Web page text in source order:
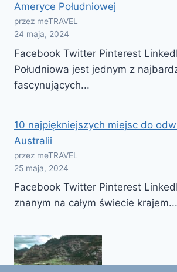
Ameryce Południowej
przez meTRAVEL
24 maja, 2024
Facebook Twitter Pinterest
Południowa jest jednym z
fascynujących...
10 najpiękniejszych miejsc do
Australii
przez meTRAVEL
25 maja, 2024
Facebook Twitter Pinterest
znanym na całym świecie krajem...